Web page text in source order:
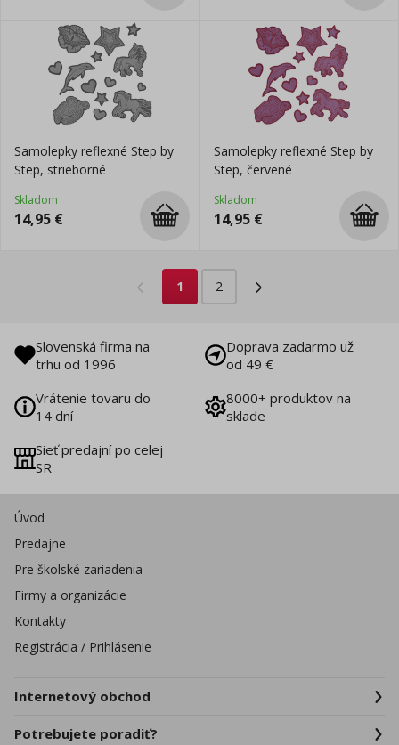
Samolepky reflexné Step by
Step, strieborné
Skladom
14,95 €
Samolepky reflexné Step by
Step, červené
Skladom
14,95 €
1 2
Slovenská firma na
trhu od 1996
Doprava zadarmo už
od 49 €
Vrátenie tovaru do
14 dní
8000+ produktov na
sklade
Sieť predajní po celej
SR
Úvod
Predajne
Pre školské zariadenia
Firmy a organizácie
Kontakty
Registrácia / Prihlásenie
Internetový obchod
Potrebujete poradiť?